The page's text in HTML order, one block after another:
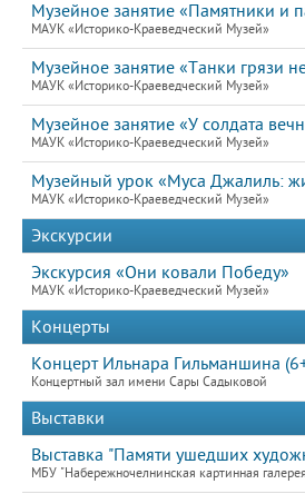
Музейное занятие «Памятники и
МАУК «Историко-Краеведческий Музей»
Музейное занятие «Танки грязи
МАУК «Историко-Краеведческий Музей»
Музейное занятие «У солдата
МАУК «Историко-Краеведческий Музей»
Музейный урок «Муса Джалиль:
МАУК «Историко-Краеведческий Музей»
Экскурсии
Экскурсия «Они ковали Победу»
МАУК «Историко-Краеведческий Музей»
Концерты
Концерт Ильнара Гильманшина
Концертный зал имени Сары Садыковой
Выставки
Выставка "Памяти ушедших
МБУ "Набережночелнинская картинная